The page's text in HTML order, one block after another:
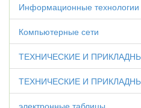
Информационные технологии
Компьютерные сети
ТЕХНИЧЕСКИЕ И
ТЕХНИЧЕСКИЕ И
электронные таблицы